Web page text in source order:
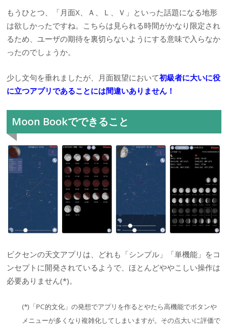
もうひとつ、「月面X、Ａ、Ｌ、Ｖ」といった話題になる地形
は欲しかったですね。こちらは見られる時間がかなり限定され
るため、ユーザの期待を裏切らないようにする意味で入らなか
ったのでしょうか。
少し文句を垂れましたが、月面観望において初級者に大いに役
に立つアプリであることには間違いありません！
Moon Bookでできること
ビクセンの天文アプリは、どれも「シンプル」「単機能」をコ
ンセプトに開発されているようで、ほとんどややこしい操作は
必要ありません(*)。
(*)「PC的文化」の発想でアプリを作るとやたら高機能でボタンや
メニューが多くなり複雑化してしまいますが。その点大いに評価で